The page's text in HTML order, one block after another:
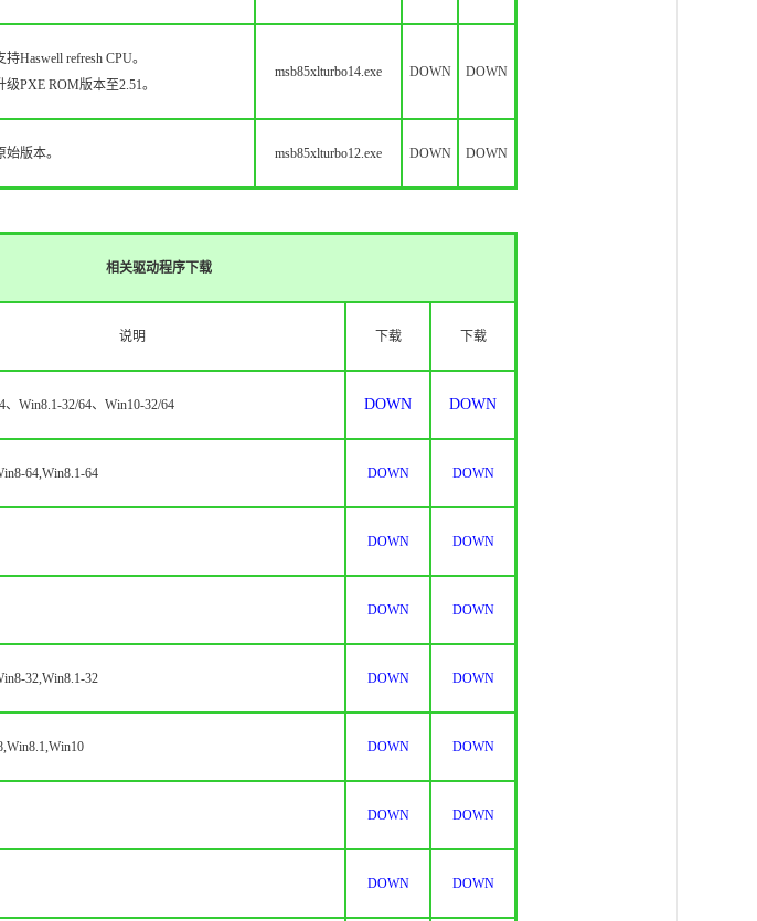
持Haswell refresh CPU。
级PXE ROM版本至2.51。
msb85xlturbo14.exe DOWN DOWN
始版本。 msb85xlturbo12.exe DOWN DOWN
相关驱动程序 下载
说明 下载 下载
、Win8.1-32/64、Win10-32/64 DOWN DOWN
64,Win8.1-64 DOWN DOWN
DOWN DOWN
DOWN DOWN
32,Win8.1-32 DOWN DOWN
DOWN DOWN
DOWN DOWN
DOWN DOWN